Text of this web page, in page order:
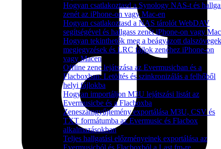
Hogyan csatlakoztasd a Synology NAS-t és
zenét az iPhone-on vagy Mac-en
Hogyan csatlakoztasd a NAS tárolót WebDAV
segítségével és hallgass zenét iPhone-on vagy
Hogyan tekinthetők meg a beágyazott
megjegyzések és LRC fájlok zenéhez iPhone-on
vagy Macen
Offline zene lejátszása az Evermusicban és a
Flacboxban: Letöltés és szinkronizálás a felhőből
helyi fájlokba
Hogyan importáljon M3U lejátszási listát az
Evermusicbe és a Flacboxba
Zeneszámgyűjtemény exportálása M3U, CSV és
TXT formátumba az Evermusic és Flacbox
alkalmazásokban
Teljes hallgatási előzményeinek exportálása az
Evermusicból és Flacboxból a Last.fm-re